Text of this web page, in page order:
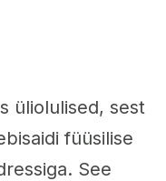
üliolulised, sest
füüsilise
See